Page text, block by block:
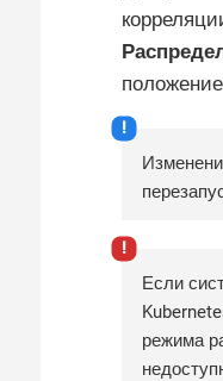
Если
режима